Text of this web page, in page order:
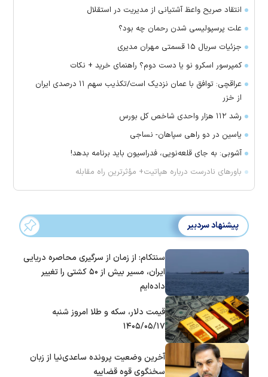
انتقاد صریح واعظ آشتیانی از مدیریت در استقلال
علت پرسپولیسی شدن رحمان چه بود؟
جزئیات سریال ۱۵ قسمتی مهران مدیری
کمپرسور اسکرو نو یا دست دوم؟ راهنمای خرید + نکات
عراقچی: توافق با عمان نزدیک است/تکذیب سهم ۱۱ درصدی ایران
از خزر
رشد ۱۱۲ هزار واحدی شاخص کل بورس
یاسین در دو راهی سپاهان- نساجی
آشوبی: به جای قلعه‌نویی، فدراسیون باید برنامه بدهد!
باور‌های نادرست درباره هپاتیت+ مؤثرترین راه مقابله
پیشنهاد سردبیر
سنتکام: از زمان از سرگیری محاصره دریایی
ایران، مسیر بیش از ۵۰ کشتی را تغییر
داده‌ایم
قیمت دلار، سکه و طلا امروز شنبه
۱۴۰۵/۰۵/۱۷
آخرین وضعیت پرونده ساعدی‌نیا از زبان
سخنگوی قوه قضاییه